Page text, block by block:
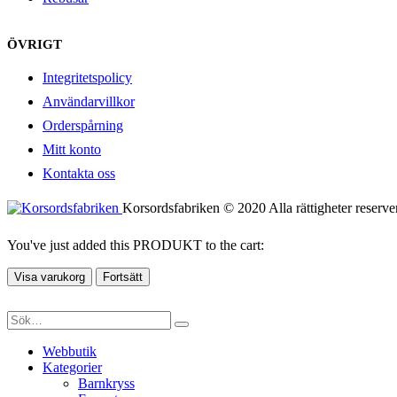
ÖVRIGT
Integritetspolicy
Användarvillkor
Orderspårning
Mitt konto
Kontakta oss
Korsordsfabriken © 2020 Alla rättigheter
You've just added this PRODUKT to the cart:
Visa varukorg Fortsätt
Webbutik
Kategorier
Barnkryss